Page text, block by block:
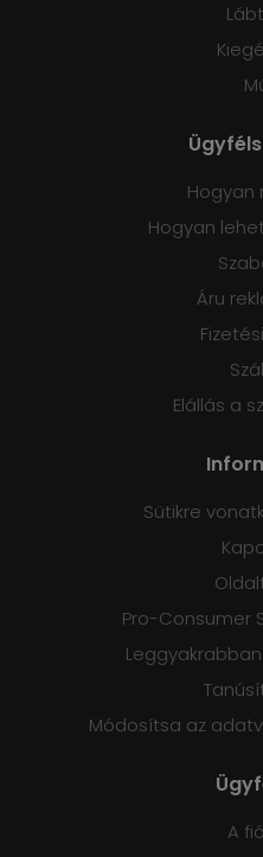
Hogyan
Hogyan
Áru
Elállás a
Sütikre
Pro-Consumer
Módosítsa az
A